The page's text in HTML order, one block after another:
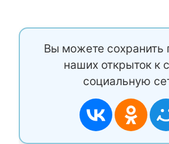
Вы можете сохранить
наших открыток к
социальную